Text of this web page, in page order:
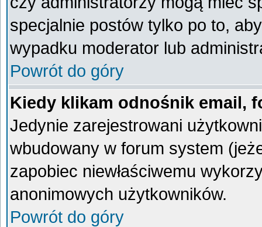
specjalnie postów tylko po to,
wypadku moderator lub
Powrót do góry
Kiedy klikam odnośnik email,
Jedynie zarejestrowani
wbudowany w forum system
zapobiec niewłaściwemu
anonimowych użytkowników.
Powrót do góry